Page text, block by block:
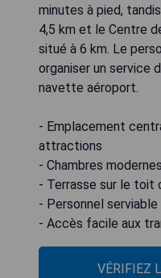
minutes à pied,
4,5 km et le Centre
situé à 6 km. Le
organiser un service
navette aéroport.
- Emplacement
attractions
- Chambres
- Terrasse sur le toit
- Personnel
- Accès facile aux
VÉRIFIEZ